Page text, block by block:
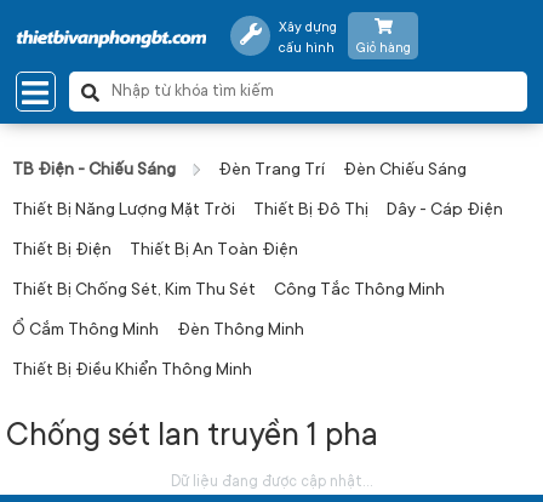
Xây dựng
cấu hình
Giỏ hàng
TB Điện - Chiếu Sáng Đèn Trang Trí Đèn Chiếu Sáng
Thiết Bị Năng Lượng Mặt Trời Thiết Bị Đô Thị Dây - Cáp Điện
Thiết Bị Điện Thiết Bị An Toàn Điện
Thiết Bị Chống Sét, Kim Thu Sét Công Tắc Thông Minh
Ổ Cắm Thông Minh Đèn Thông Minh
Thiết Bị Điều Khiển Thông Minh
Chống sét lan truyền 1 pha
Dữ liệu đang được cập nhật...